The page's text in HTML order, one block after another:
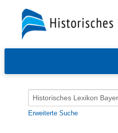
Erweiterte Suche